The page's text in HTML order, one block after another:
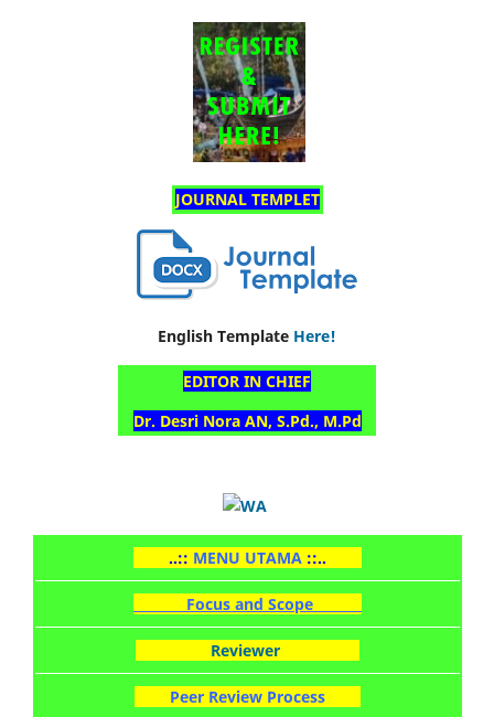
JOURNAL TEMPLET
English Template Here!
EDITOR IN CHIEF
Dr. Desri Nora AN, S.Pd., M.Pd
..:: MENU UTAMA ::..
Focus and Scope
Reviewer
Peer Review Process